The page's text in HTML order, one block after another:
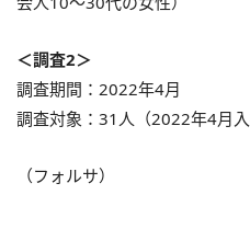
＜調査2＞
調査期間：2022年4月
調査対象：31人（2022年4月入
（フォルサ）